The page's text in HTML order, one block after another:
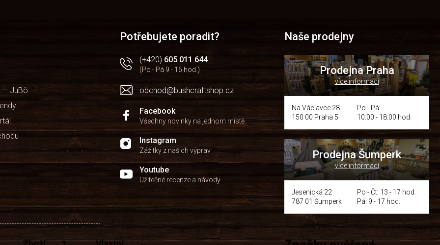
— JuBö
Potřebujete poradit?
(+420) 605 011 644
(Po - Pá 9 - 16 hod.)
obchod@bushcraftshop.cz
Facebook
Všechny novinky na jednom místě
Instagram
Zážitky z našich výprav
Youtube
Užitečné recenze a návody
Naše prodejny
Prodejna Praha
více informací
Na Václavce 28
150 00 Praha 5
Po - Pá:
10:00 - 18:00 hod.
Prodejna Šumperk
více informací
Jesenická 22
787 01 Šumperk
Po - Čt: 13 - 17 hod.
Pá: 9 - 17 hod.